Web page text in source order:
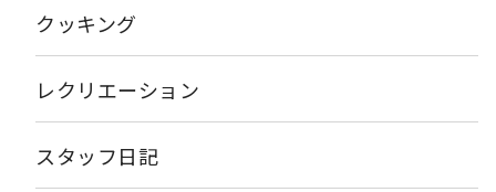
クッキング
レクリエーション
スタッフ日記